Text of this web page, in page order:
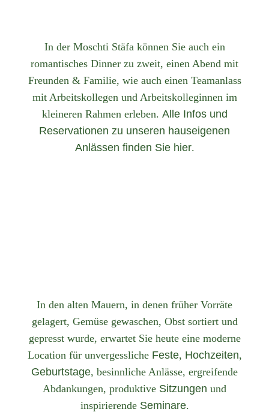
In der Moschti Stäfa können Sie auch ein
romantisches Dinner zu zweit, einen Abend mit
Freunden & Familie, wie auch einen Teamanlass
mit Arbeitskollegen und Arbeitskolleginnen im
kleineren Rahmen erleben. Alle Infos und
Reservationen zu unseren hauseigenen
Anlässen finden Sie hier.
In den alten Mauern, in denen früher Vorräte
gelagert, Gemüse gewaschen, Obst sortiert und
gepresst wurde, erwartet Sie heute eine moderne
Location für unvergessliche Feste, Hochzeiten,
Geburtstage, besinnliche Anlässe, ergreifende
Abdankungen, produktive Sitzungen und
inspirierende Seminare.